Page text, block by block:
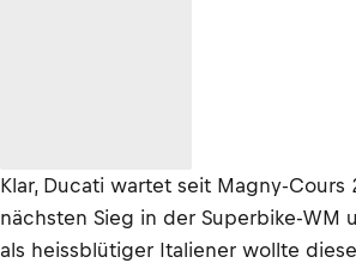
Klar, Ducati wartet seit Magny-Cours
nächsten Sieg in der Superbike-WM
als heissblütiger Italiener wollte